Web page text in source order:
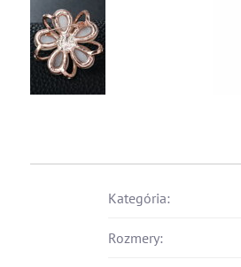
Kategória:
Rozmery: